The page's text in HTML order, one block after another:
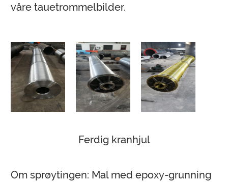
våre tauetrommelbilder.
Ferdig kranhjul
Om sprøytingen: Mal med epoxy-grunning